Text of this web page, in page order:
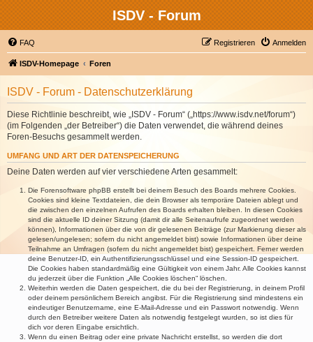
ISDV - Forum
FAQ Anmelden
Registrieren
ISDV-Homepage Foren
ISDV - Forum - Datenschutzerklärung
Diese Richtlinie beschreibt, wie „ISDV - Forum“ („https://www.isdv.net/forum“)
(im Folgenden „der Betreiber“) die Daten verwendet, die während deines
Foren-Besuchs gesammelt werden.
UMFANG UND ART DER DATENSPEICHERUNG
Deine Daten werden auf vier verschiedene Arten gesammelt:
Die Forensoftware phpBB erstellt bei deinem Besuch des Boards mehrere Cookies.
Cookies sind kleine Textdateien, die dein Browser als temporäre Dateien ablegt und
die zwischen den einzelnen Aufrufen des Boards erhalten bleiben. In diesen Cookies
sind die aktuelle ID deiner Sitzung (damit dir alle Seitenaufrufe zugeordnet werden
können), Informationen über die von dir gelesenen Beiträge (zur Markierung dieser als
gelesen/ungelesen; sofern du nicht angemeldet bist) sowie Informationen über deine
Teilnahme an Umfragen (sofern du nicht angemeldet bist) gespeichert. Ferner werden
deine Benutzer-ID, ein Authentifizierungsschlüssel und eine Session-ID gespeichert.
Die Cookies haben standardmäßig eine Gültigkeit von einem Jahr. Alle Cookies kannst
du jederzeit über die Funktion „Alle Cookies löschen“ löschen.
Weiterhin werden die Daten gespeichert, die du bei der Registrierung, in deinem Profil
oder deinem persönlichem Bereich angibst. Für die Registrierung sind mindestens ein
eindeutiger Benutzername, eine E-Mail-Adresse und ein Passwort notwendig. Wenn
durch den Betreiber weitere Daten als notwendig festgelegt wurden, so ist dies für
dich vor deren Eingabe ersichtlich.
Wenn du einen Beitrag oder eine private Nachricht erstellst, so werden die dort